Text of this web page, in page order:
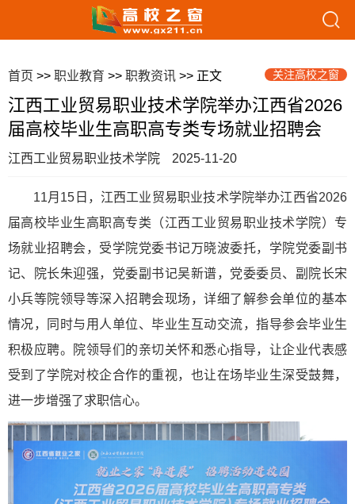
首页 >> 职业教育 >> 职教资讯 >> 正文 关注高校之窗
江西工业贸易职业技术学院举办江西省2026
届高校毕业生高职高专类专场就业招聘会
江西工业贸易职业技术学院 2025-11-20
11月15日，江西工业贸易职业技术学院举办江西省2026
届高校毕业生高职高专类（江西工业贸易职业技术学院）专
场就业招聘会，受学院党委书记万晓波委托，学院党委副书
记、院长朱迎强，党委副书记吴新谱，党委委员、副院长宋
小兵等院领导等深入招聘会现场，详细了解参会单位的基本
情况，同时与用人单位、毕业生互动交流，指导参会毕业生
积极应聘。院领导们的亲切关怀和悉心指导，让企业代表感
受到了学院对校企合作的重视，也让在场毕业生深受鼓舞，
进一步增强了求职信心。